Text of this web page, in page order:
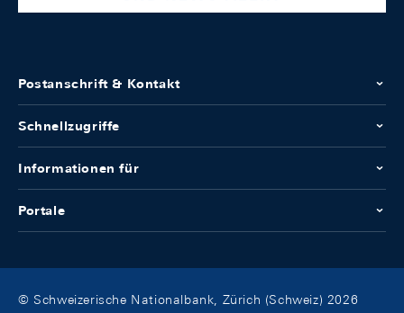
Postanschrift & Kontakt
Schnellzugriffe
Informationen für
Portale
© Schweizerische Nationalbank, Zürich (Schweiz) 2026